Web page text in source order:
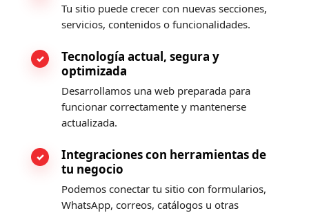
Tu sitio puede crecer con nuevas secciones,
servicios, contenidos o funcionalidades.
Tecnología actual, segura y
optimizada
Desarrollamos una web preparada para
funcionar correctamente y mantenerse
actualizada.
Integraciones con herramientas de
tu negocio
Podemos conectar tu sitio con formularios,
WhatsApp, correos, catálogos u otras